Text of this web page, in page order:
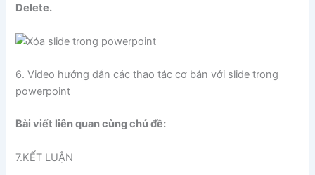
Delete.
6. Video hướng dẫn các thao tác cơ bản với slide trong
powerpoint
Bài viết liên quan cùng chủ đề:
7.KẾT LUẬN